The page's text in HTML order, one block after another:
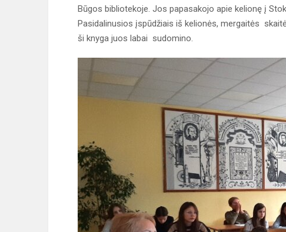
Būgos bibliotekoje. Jos papasakojo apie kelionę į
Pasidalinusios įspūdžiais iš kelionės, mergaitės
ši knyga juos labai sudomino.